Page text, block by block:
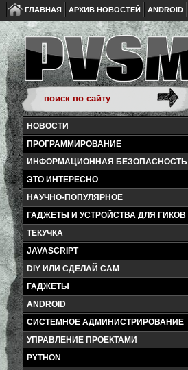
ГЛАВНАЯ АРХИВ НОВОСТЕЙ ANDROID
НОВОСТИ
ПРОГРАММИРОВАНИЕ
ИНФОРМАЦИОННАЯ БЕЗОПАСНОСТЬ
ЭТО ИНТЕРЕСНО
НАУЧНО-ПОПУЛЯРНОЕ
ГАДЖЕТЫ И УСТРОЙСТВА ДЛЯ ГИКОВ
ТЕКУЧКА
JAVASCRIPT
DIY ИЛИ СДЕЛАЙ САМ
ГАДЖЕТЫ
ANDROID
СИСТЕМНОЕ АДМИНИСТРИРОВАНИЕ
УПРАВЛЕНИЕ ПРОЕКТАМИ
PYTHON